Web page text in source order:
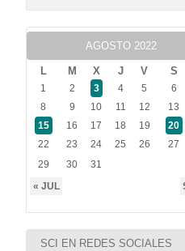
AGOSTO 2022
L M X J V S
« JUL
1 2 3 4 5 6
8
9 10 11 12 13
15
16 17 18 19 20
22
23 24 25 26 27
29
30 31
SCI EN REDES SOCIALES